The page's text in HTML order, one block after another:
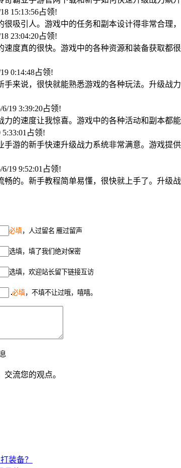
15:13:56占领!
吸引人。游戏中的任务和副本设计得非常合理
23:04:20占领!
度真的很快。游戏中的各种资源和装备获取
0:14:48占领!
来说，很快就能熟悉游戏的各种玩法。升级
6/19 3:39:20占领!
的速度让我惊喜。游戏中的各种活动和副本都
5:33:01占领!
游的新手快速升级战力系统非常满意。游戏
6/19 9:52:01占领!
的。新手教程简单易懂，很快就上手了。升级
必填，人过留名 雁过留声
选填，填了我们绝对保密
选填，欢迎站长留下链接互访
必填，不填不让过哦，嘻嘻。
流您的观点。
装备？